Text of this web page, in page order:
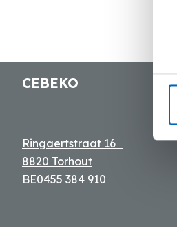
CEBEKO
Ringaertstraat 16
8820 Torhout
BE0455 384 910